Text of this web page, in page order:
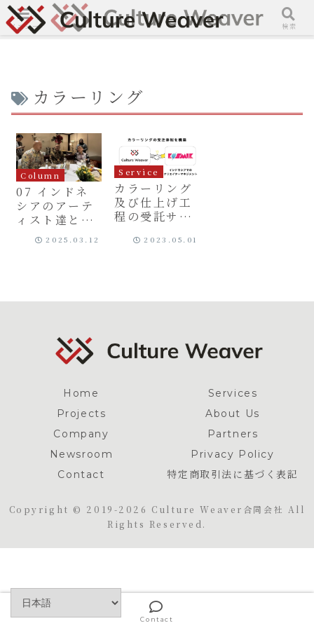
カラーリング
Column
07 インドネ
シアのアーテ
ィスト達との
プロジェクト
2025.03.12
Service
カラーリング
及び仕上げ工
程の受託サー
2023.05.01
Home
Services
Projects
About Us
Company
Partners
Newsroom
Privacy Policy
Contact
特定商取引法に基づく表記
Copyright © 2019-2026 Culture Weaver合同会社 All
Rights Reserved.
メニュー 検索
Contact